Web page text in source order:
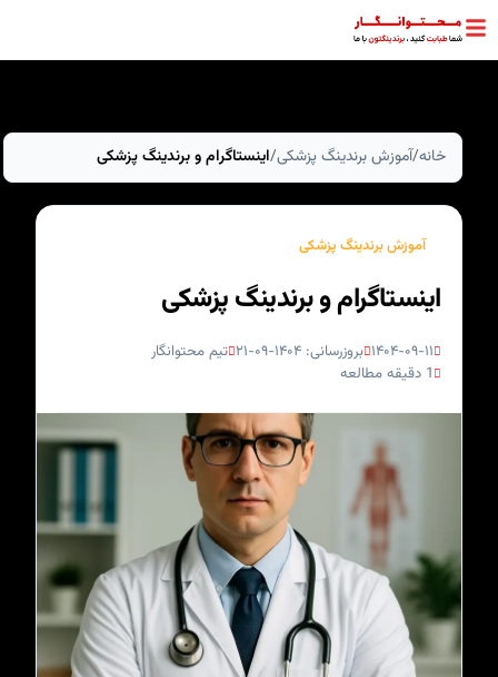
خانه/آموزش برندینگ پزشکی/اینستاگرام و برندینگ پزشکی
آموزش برندینگ پزشکی
اینستاگرام و برندینگ پزشکی
۱۴۰۴-۰۹-۱۱ بروزرسانی: ۱۴۰۴-۰۹-۲۱
تیم محتوانگار
1 دقیقه مطالعه